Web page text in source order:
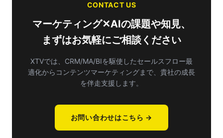
CONTACT US
マーケティング✕AIの課題や知見、
まずはお気軽にご相談ください
XTVでは、CRM/MA/BIを駆使したセールスフロー最
適化から コンテンツマーケティングまで、貴社の成長
を伴走支援します。
お問い合わせはこちら →